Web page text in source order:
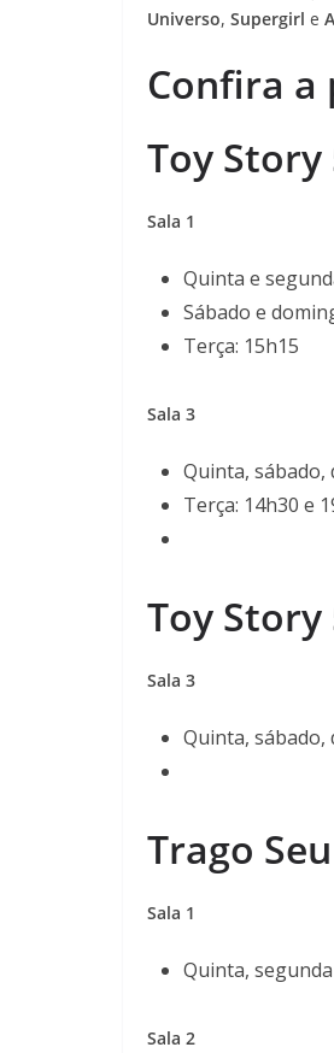
Universo, Supergirl e
Confira a
Toy Story
Sala 1
Quinta e
Sábado e
Terça: 15h15
Sala 3
Quinta, sábado,
Terça: 14h30 e
Toy Story
Sala 3
Quinta, sábado,
Trago
Sala 1
Quinta,
Sala 2